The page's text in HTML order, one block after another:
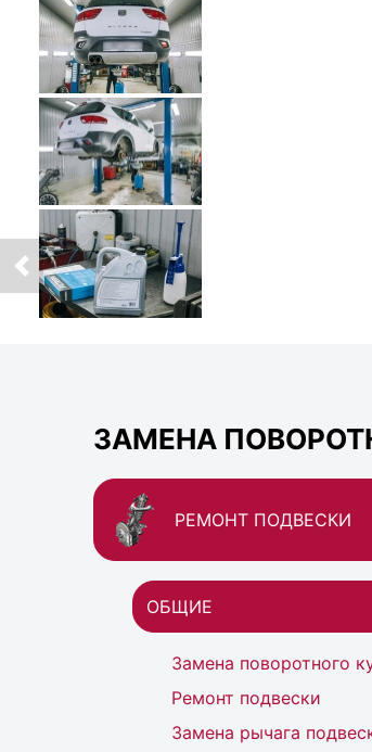
ЗАМЕНА
РЕМОНТ ПОДВЕСКИ
ОБЩИЕ
Замена поворотного
Ремонт подвески
Замена рычага